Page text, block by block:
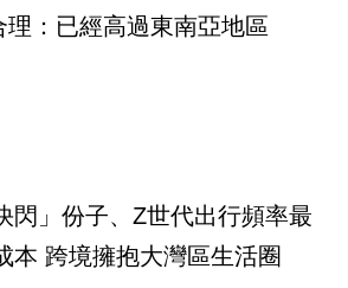
：已經高過東南亞地區
閃」份子、Z世代出行頻率最
本 跨境擁抱大灣區生活圈